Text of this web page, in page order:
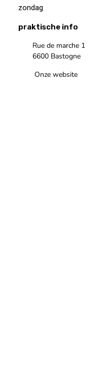
zondag
praktische info
Rue de marche 1
6600 Bastogne
Onze website